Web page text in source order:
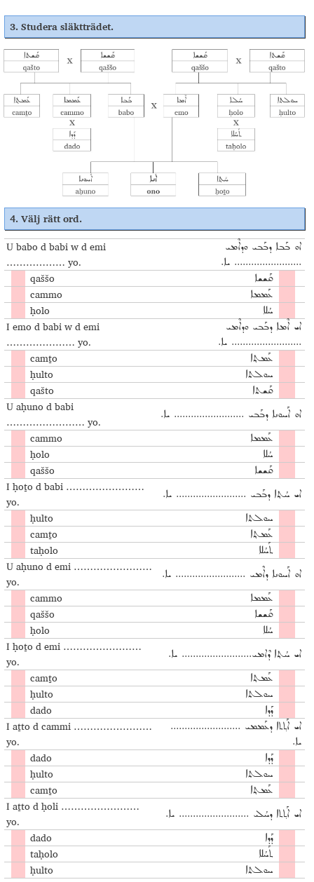
3. Studera släktträdet.
4. Välj rätt ord.
U babo d babi w d emi
……………… yo.
ܐܘ ܒܰܒܐ ܕܒܰܒܝ ܘܕܐܶܡܝ
........................ ܝܐ.
qaššo ܩܰܫܫܐ
cammo ܥܰܡܡܐ
ḥolo ܚܳܠܐ
I emo d babi w d emi
………………… yo.
ܐܝ ܐܶܡܐ ܕܒܰܒܝ ܘܕܐܶܡܝ
......................... ܝܐ.
camṯo ܥܰܡܬ݂ܐ
ḥulto ܚܘܠܬܐ
qašto ܩܰܫܬܐ
U aḥuno d babi
…………………… yo.
ܐܘ ܐܰܚܘܢܐ ܕܒܰܒܝ ......................... ܝܐ.
cammo ܥܰܡܡܐ
ḥolo ܚܳܠܐ
qaššo ܩܰܫܫܐ
I ḥoṯo d babi ……………………
yo.
ܐܝ ܚܳܬ݂ܐ ܕܒܰܒܝ ......................... ܝܐ.
ḥulto ܚܘܠܬܐ
camṯo ܥܰܡܬ݂ܐ
taḥolo ܬܰܚܳܠܐ
U aḥuno d emi ……………………
yo.
ܐܘ ܐܰܚܘܢܐ ܕܐܶܡܝ ......................... ܝܐ.
cammo ܥܰܡܡܐ
qaššo ܩܰܫܫܐ
ḥolo ܚܳܠܐ
I ḥoṯo d emi ……………………
yo.
ܐܝ ܚܳܬ݂ܐ ܕܶܐܡܝ......................... ܝܐ.
camṯo ܥܰܡܬ݂ܐ
ḥulto ܚܘܠܬܐ
dado ܕܰܕܐ
I aṯto d cammi ……………………
yo.
ܐܝ ܐܰܬ݂ܬܐ ܕܥܰܡܡܝ .........................
ܝܐ.
dado ܕܰܕܐ
ḥulto ܚܘܠܬܐ
camṯo ܥܰܡܬ݂ܐ
I aṯto d ḥoli ……………………
yo.
ܐܝ ܐܰܬ݂ܬܐ ܕܚܳܠܝ ......................... ܝܐ.
dado ܕܰܕܐ
taḥolo ܬܰܚܳܠܐ
ḥulto ܚܘܠܬܐ